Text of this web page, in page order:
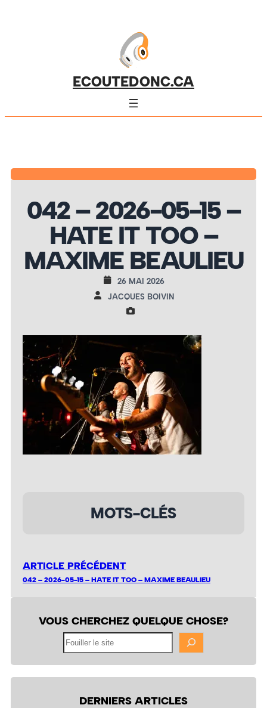
ECOUTEDONC.CA
042 – 2026-05-15 –
HATE IT TOO –
MAXIME BEAULIEU
26 MAI 2026
JACQUES BOIVIN
MOTS-CLÉS
ARTICLE PRÉCÉDENT
042 – 2026-05-15 – HATE IT TOO – MAXIME BEAULIEU
VOUS CHERCHEZ QUELQUE CHOSE?
DERNIERS ARTICLES